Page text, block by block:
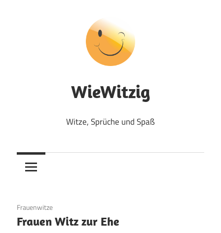
WieWitzig
Witze, Sprüche und Spaß
19. Juni 2020
Frauenwitze
Frauen Witz zur Ehe